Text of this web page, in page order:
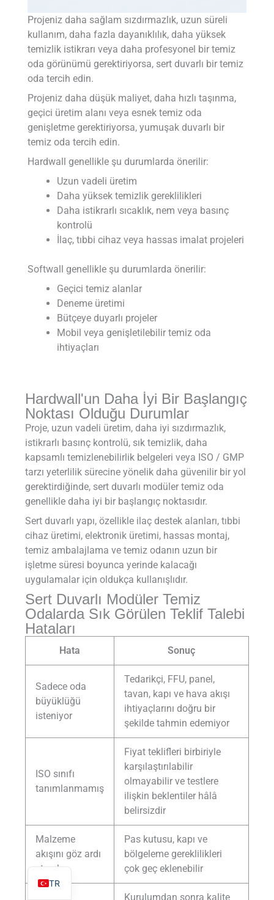
Projeniz daha sağlam sızdırmazlık, uzun süreli
kullanım, daha fazla dayanıklılık, daha yüksek
temizlik istikrarı veya daha profesyonel bir temiz
oda görünümü gerektiriyorsa, sert duvarlı bir temiz
oda tercih edin.
Projeniz daha düşük maliyet, daha hızlı taşınma,
geçici üretim alanı veya esnek temiz oda
genişletme gerektiriyorsa, yumuşak duvarlı bir
temiz oda tercih edin.
Hardwall genellikle şu durumlarda önerilir:
Uzun vadeli üretim
Daha yüksek temizlik gereklilikleri
Daha istikrarlı sıcaklık, nem veya basınç
kontrolü
İlaç, tıbbi cihaz veya hassas imalat projeleri
Softwall genellikle şu durumlarda önerilir:
Geçici temiz alanlar
Deneme üretimi
Bütçeye duyarlı projeler
Mobil veya genişletilebilir temiz oda
ihtiyaçları
Hardwall'un Daha İyi Bir Başlangıç
Noktası Olduğu Durumlar
Proje, uzun vadeli üretim, daha iyi sızdırmazlık,
istikrarlı basınç kontrolü, sık temizlik, daha
kapsamlı temizlenebilirlik belgeleri veya ISO / GMP
tarzı yeterlilik sürecine yönelik daha güvenilir bir yol
gerektirdiğinde, sert duvarlı modüler temiz oda
genellikle daha iyi bir başlangıç noktasıdır.
Sert duvarlı yapı, özellikle ilaç destek alanları, tıbbi
cihaz üretimi, elektronik üretimi, hassas montaj,
temiz ambalajlama ve temiz odanın uzun bir
işletme süresi boyunca yerinde kalacağı
uygulamalar için oldukça kullanışlıdır.
Sert Duvarlı Modüler Temiz
Odalarda Sık Görülen Teklif Talebi
Hataları
Hata Sonuç
Sadece oda
büyüklüğü
isteniyor
Tedarikçi, FFU, panel,
tavan, kapı ve hava akışı
ihtiyaçlarını doğru bir
şekilde tahmin edemiyor
ISO sınıfı
tanımlanmamış
Fiyat teklifleri birbiriyle
karşılaştırılabilir
olmayabilir ve testlere
ilişkin beklentiler hâlâ
belirsizdir
Malzeme
akışını göz ardı
etmek
Pas kutusu, kapı ve
bölgeleme gereklilikleri
çok geç eklenebilir
Kurulumdan sonra kalite
TR
EN
FR
KO
ES
PL